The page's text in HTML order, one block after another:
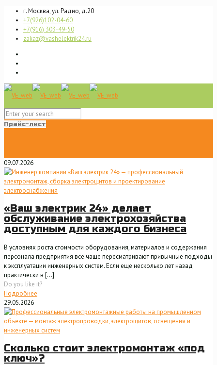
г. Москва, ул. Радио, д.20
+7(926)102-04-60
+7(916) 303-49-50
zakaz@vashelektrik24.ru
Прайс-лист
09.07.2026
«Ваш электрик 24» делает
обслуживание электрохозяйства
доступным для каждого бизнеса
В условиях роста стоимости оборудования, материалов и содержания
персонала предприятия все чаще пересматривают привычные подходы
к эксплуатации инженерных систем. Если еще несколько лет назад
практически в […]
Do you like it?
Подробнее
29.05.2026
Сколько стоит электромонтаж «под
ключ»?